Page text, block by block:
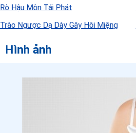
Rò Hậu Môn Tái Phát
Trào Ngược Dạ Dày Gây Hôi Miệng
Hình ảnh